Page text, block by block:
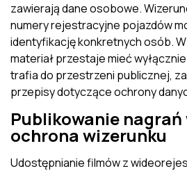
zawierają dane osobowe.
numery rejestracyjne pojazdów
identyfikację konkretnych osób.
materiał przestaje mieć
trafia do przestrzeni publicznej,
przepisy dotyczące ochrony
Publikowanie
ochrona wizerunku
Udostępnianie filmów z